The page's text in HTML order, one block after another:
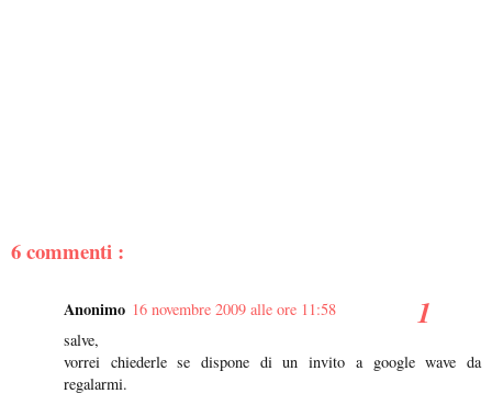
6 commenti :
Anonimo 16 novembre 2009 alle ore 11:58
salve,
vorrei chiederle se dispone di un invito a google wave da
regalarmi.